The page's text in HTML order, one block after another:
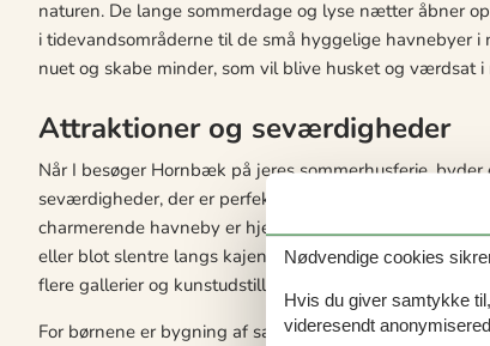
naturen. De lange sommerdage og lyse nætter åbner
i tidevandsområderne til de små hyggelige
nuet og skabe minder, som vil blive husket og værdsat i
Attraktioner og seværdigheder
Når I besøger Hornbæk på jeres sommerhusferie,
seværdigheder, der er perfekte for enhver familie, der
charmerende havneby er hjemsted for et livligt
eller blot slentre langs kajen og mærke den autentiske
flere gallerier og kunstudstillinger, som præsenterer
For børnene er bygning af sandslotte på Hornbæks
Nødvendige cookies
Hvis du giver samtykke
videresendt